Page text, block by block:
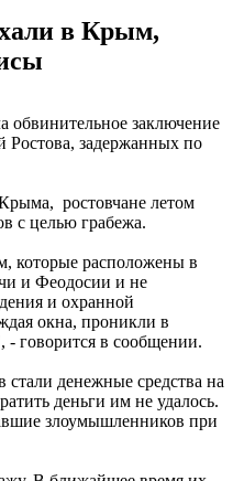
в Крым,
обвинительное заключение
Ростова, задержанных по
ростовчане летом
с целью грабежа.
которые расположены в
и Феодосии и не
и охранной
окна, проникли в
говорится в сообщении.
стали денежные средства на
деньги им не удалось.
злоумышленников при